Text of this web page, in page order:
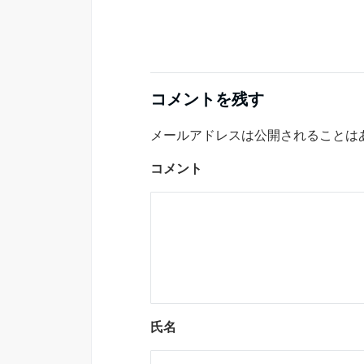
コメントを残す
メールアドレスは公開されることは
コメント
氏名